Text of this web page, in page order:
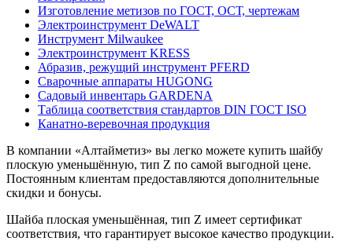
Изготовление метизов по ГОСТ, ОСТ, чертежам
Электроинструмент DeWALT
Инструмент Milwaukee
Электроинструмент KRESS
Абразив, режущий инструмент PFERD
Сварочные аппараты HUGONG
Садовый инвентарь GARDENA
Таблица соответствия стандартов DIN ГОСТ ISO
Канатно-веревочная продукция
В компании «Алтайметиз» вы легко можете купить шайбу
плоскую уменьшённую, тип Z по самой выгодной цене.
Постоянным клиентам предоставляются дополнительные
скидки и бонусы.
Шайба плоская уменьшённая, тип Z имеет сертификат
соответствия, что гарантирует высокое качество продукции.